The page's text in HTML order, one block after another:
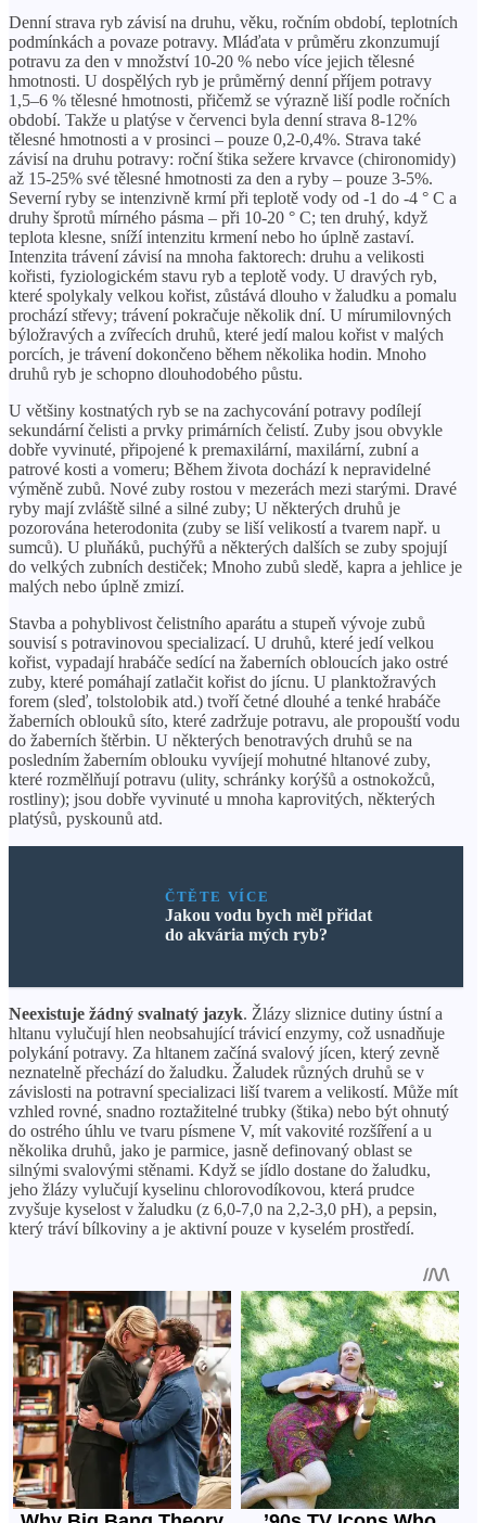
Denní strava ryb závisí na druhu, věku, ročním období, teplotních
podmínkách a povaze potravy. Mláďata v průměru zkonzumují
potravu za den v množství 10-20 % nebo více jejich tělesné
hmotnosti. U dospělých ryb je průměrný denní příjem potravy
1,5–6 % tělesné hmotnosti, přičemž se výrazně liší podle ročních
období. Takže u platýse v červenci byla denní strava 8-12%
tělesné hmotnosti a v prosinci – pouze 0,2-0,4%. Strava také
závisí na druhu potravy: roční štika sežere krvavce (chironomidy)
až 15-25% své tělesné hmotnosti za den a ryby – pouze 3-5%.
Severní ryby se intenzivně krmí při teplotě vody od -1 do -4 ° C a
druhy šprotů mírného pásma – při 10-20 ° C; ten druhý, když
teplota klesne, sníží intenzitu krmení nebo ho úplně zastaví.
Intenzita trávení závisí na mnoha faktorech: druhu a velikosti
kořisti, fyziologickém stavu ryb a teplotě vody. U dravých ryb,
které spolykaly velkou kořist, zůstává dlouho v žaludku a pomalu
prochází střevy; trávení pokračuje několik dní. U mírumilovných
býložravých a zvířecích druhů, které jedí malou kořist v malých
porcích, je trávení dokončeno během několika hodin. Mnoho
druhů ryb je schopno dlouhodobého půstu.
U většiny kostnatých ryb se na zachycování potravy podílejí
sekundární čelisti a prvky primárních čelistí. Zuby jsou obvykle
dobře vyvinuté, připojené k premaxilární, maxilární, zubní a
patrové kosti a vomeru; Během života dochází k nepravidelné
výměně zubů. Nové zuby rostou v mezerách mezi starými. Dravé
ryby mají zvláště silné a silné zuby; U některých druhů je
pozorována heterodonita (zuby se liší velikostí a tvarem např. u
sumců). U pluňáků, puchýřů a některých dalších se zuby spojují
do velkých zubních destiček; Mnoho zubů sledě, kapra a jehlice je
malých nebo úplně zmizí.
Stavba a pohyblivost čelistního aparátu a stupeň vývoje zubů
souvisí s potravinovou specializací. U druhů, které jedí velkou
kořist, vypadají hrabáče sedící na žaberních obloucích jako ostré
zuby, které pomáhají zatlačit kořist do jícnu. U planktožravých
forem (sleď, tolstolobik atd.) tvoří četné dlouhé a tenké hrabáče
žaberních oblouků síto, které zadržuje potravu, ale propouští vodu
do žaberních štěrbin. U některých benotravých druhů se na
posledním žaberním oblouku vyvíjejí mohutné hltanové zuby,
které rozmělňují potravu (ulity, schránky korýšů a ostnokožců,
rostliny); jsou dobře vyvinuté u mnoha kaprovitých, některých
platýsů, pyskounů atd.
ČTĚTE VÍCE
Jakou vodu bych měl přidat
do akvária mých ryb?
Neexistuje žádný svalnatý jazyk. Žlázy sliznice dutiny ústní a
hltanu vylučují hlen neobsahující trávicí enzymy, což usnadňuje
polykání potravy. Za hltanem začíná svalový jícen, který zevně
neznatelně přechází do žaludku. Žaludek různých druhů se v
závislosti na potravní specializaci liší tvarem a velikostí. Může mít
vzhled rovné, snadno roztažitelné trubky (štika) nebo být ohnutý
do ostrého úhlu ve tvaru písmene V, mít vakovité rozšíření a u
několika druhů, jako je parmice, jasně definovaný oblast se
silnými svalovými stěnami. Když se jídlo dostane do žaludku,
jeho žlázy vylučují kyselinu chlorovodíkovou, která prudce
zvyšuje kyselost v žaludku (z 6,0-7,0 na 2,2-3,0 pH), a pepsin,
který tráví bílkoviny a je aktivní pouze v kyselém prostředí.